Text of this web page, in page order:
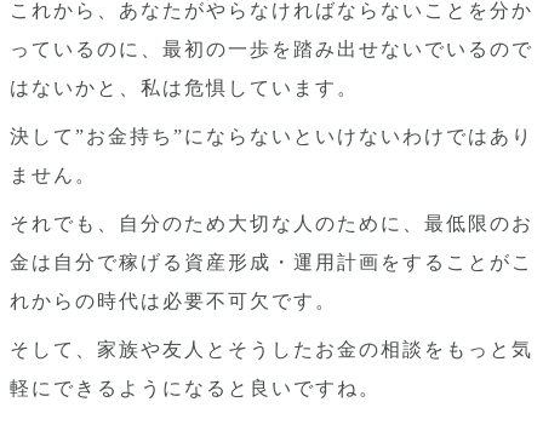
これから、あなたがやらなければならないことを分か
っているのに、最初の一歩を踏み出せないでいるので
はないかと、私は危惧しています。
決して”お金持ち”にならないといけないわけではあり
ません。
それでも、自分のため大切な人のために、最低限のお
金は自分で稼げる資産形成・運用計画をすることがこ
れからの時代は必要不可欠です。
そして、家族や友人とそうしたお金の相談をもっと気
軽にできるようになると良いですね。